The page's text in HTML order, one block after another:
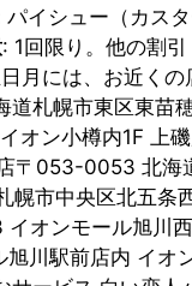
パイシュー（カス
: 1回限り。他の割
月には、お近く
札幌市東区東苗
オン小樽内1F 上
〒053-0053 北
市中央区北五条
オンモール旭川
川駅前店内 イ